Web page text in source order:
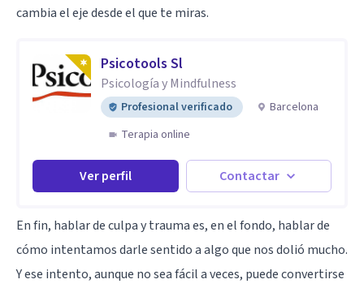
cambia el eje desde el que te miras.
Psicotools Sl
Psicología y Mindfulness
Profesional verificado
Barcelona
Terapia online
Ver perfil Contactar
En fin, hablar de culpa y trauma es, en el fondo, hablar de
cómo intentamos darle sentido a algo que nos dolió mucho.
Y ese intento, aunque no sea fácil a veces, puede convertirse